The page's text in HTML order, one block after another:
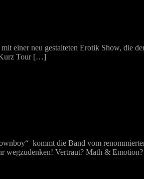
einer neu gestalteten Erotik Show, die
Kurz Tour […]
kommt die Band vom
Vertraut? Math &